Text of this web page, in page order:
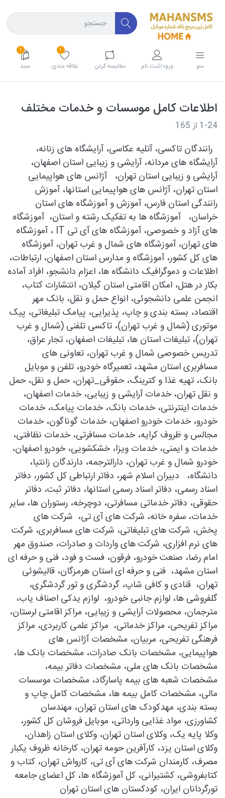
منو ورود/ثبت نام مقايسه كردن
1
علاقه مندی
1
سبد
اطلاعات کامل موسسات و خدمات مختلف
1-24 از165
رانندگان تاکسی، آتلیه عکاسی، آرایشگاه های زنانه،
آرایشگاه های مردانه، آرایشی و زیبایی استان اصفهان،
آرایشی و زیبایی استان تهران، آژانس های هواپیمایی
استان تهران، آژانس های هواپیمایی استانها، آموزش
رانندگی استان فارس، آموزش و آموزشگاه های استان
خراسان، آموزشگاه ها به تفکیک رشته و استان، آموزشگاه
های آزاد و خصوصی، آموزشگاه های آی تی IT ، آموزشگاه
های تهران، آموزشگاه های شمال و غرب تهران، آموزشگاه
های کل کشور، آموزشگاه و مدارس استان اصفهان، ارتباطات،
اطلاعات و دموگرافیک دانشگاه ها، اعزام دانشجو، افراد آماده
بکار در هتل، امکان اقامتی استان گیلان، انتشارات کتاب،
انجمن علمی دانشجوئی، انواع حمل و نقل، بانک مهر
اقتصاد، بسته بندی و چاپ، پذیرایی، پیامک تبلیغاتی، پیک
موتوری (شمال و غرب تهران)، تاکسی تلفنی (شمال و غرب
تهران)، تبلیغات استان ها، تبلیغات اصفهان، تجار عراق،
تدریس خصوصی شمال و غرب تهران، تعاونی های
مسافربری استان مشهد، تعمیرگاه خودرو، تلفن و موبایل
بانک، تهیه غذا و کترینگ، حقوقی_تهران، حمل و نقل، حمل
و نقل تهران، خدمات آرایشی و زیبایی، خدمات اصفهان،
خدمات اینترنتی، خدمات بانک، خدمات پیامک، خدمات
خودرو، خدمات خودرو اصفهان، خدمات گوناگون، خدمات
مجالس و ظروف کرایه، خدمات مسافرتی، خدمات نظافتی،
خدمات و ایمنی، خدمات ویزا، خشکشویی، خودرو اصفهان،
خودرو شمال و غرب تهران، دارالترجمه، دارندگان زانتیا،
دانشگاه، دبیران اسلام شهر، دفاتر ارتباطی کل کشور، دفاتر
اسناد رسمی، دفاتر اسناد رسمی استانها، دفاتر ثبت، دفاتر
حقوقی، دفاتر خدماتی مسافرتی، دوچرخه، رستوران ها، سایر
خدمات، سفره خانه، شرکت های آی تی، شرکت های
پخش، شرکت های تبلیغاتی، شرکت های مسافربری، شرکت
های نرم افزاری، شرکت های واردات و صادرات، صندوق مهر
امام رضا، صنعت خودرو، فرقون، فست و فود، فنی و حرفه ای
استان مشهد، فنی و حرفه ای استان هرمزگان، قالیشوئی
تهران، قنادی و کافی شاپ، گردشگری و تور گردشگری،
گلفروشی ها، لوازم جانبی خودرو، لوازم یدکی اصناف یاب،
مترجمان، محصولات آرایشی و زیبایی، مراکز اقامتی لرستان،
مراکز تفریحی، مراکز خدماتی، مراکز علمی کاربردی، مراکز
فرهنگی تفریحی، مربیان، مشخصات آژانس های
هواپیمایی، مشخصات بانک صادرات، مشخصات بانک ها،
مشخصات بانک های ملی، مشخصات دفاتر بیمه،
مشخصات شعبه های بیمه پاسارگاد، مشخصات موسسات
مالی، مشخصات کامل بیمه ها، مشخصات کامل چاپ و
بسته بندی، مهدکودک های استان تهران، مهندسان
کشاورزی، مواد غذایی وارداتی، موبایل فروشان کل کشور،
وکلا پایه یک، وکلای استان تهران، وکلای استان زاهدان،
وکلای استان یزد، کارآفرین حومه تهران، کارخانه ظروف یکبار
مصرف، کارمندان شرکت های آی تی، کارواش تهران، کتاب و
کتابفروشی، کشتیرانی، کل آموزشگاه ها، کل اعضای جامعه
تورگردانان ایران، کودکستان های استان تهران